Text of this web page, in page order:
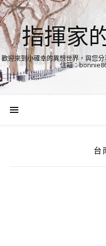
指揮家
歡迎來到小確幸的異想世界，與您
信箱：
台